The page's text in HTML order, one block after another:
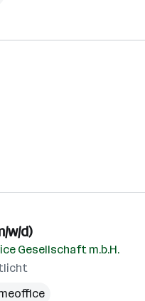
w/d)
Gesellschaft m.b.H.